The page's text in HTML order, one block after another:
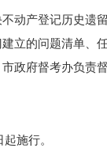
产登记历史遗留
建立的问题清单
政府督考办负责
施行。